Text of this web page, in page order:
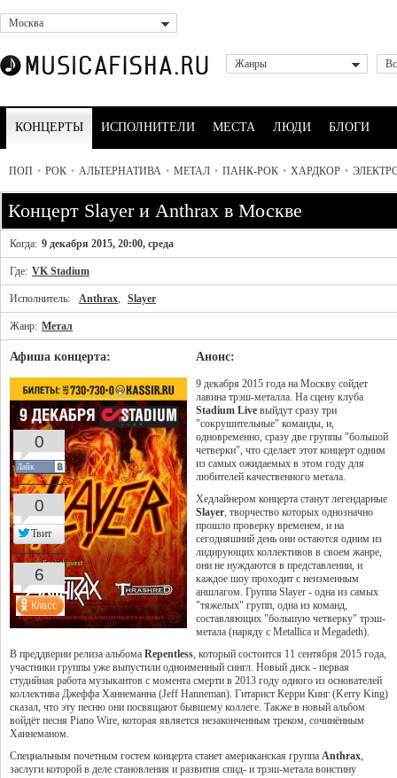
Москва
Жанры
КОНЦЕРТЫ ИСПОЛНИТЕЛИ МЕСТА ЛЮДИ БЛОГИ
ПОП • РОК • АЛЬТЕРНАТИВА • МЕТАЛ • ПАНК-РОК • ХАРДКОР •
Концерт Slayer и Anthrax в Москве
Когда: 9 декабря 2015, 20:00, среда
Где: VK Stadium
Исполнитель: Anthrax, Slayer
Жанр: Метал
Афиша концерта: Анонс:
9 декабря 2015 года на Москву сойдет
лавина трэш-металла. На сцену клуба
Stadium Live выйдут сразу три
"сокрушительные" команды, и,
одновременно, сразу две группы "большой
четверки", что сделает этот концерт одним
из самых ожидаемых в этом году для
любителей качественного метала.
Хедлайнером концерта станут легендарные
Slayer, творчество которых однозначно
прошло проверку временем, и на
сегодняшний день они остаются одним из
лидирующих коллективов в своем жанре,
они не нуждаются в представлении, и
каждое шоу проходит с неизменным
аншлагом. Группа Slayer - одна из самых
"тяжелых" групп, одна из команд,
составляющих "большую четверку" трэш-
метала (наряду с Metallica и Megadeth).
В преддверии релиза альбома Repentless, который состоится 11 сентября 2015 года,
участники группы уже выпустили одноименный сингл. Новый диск - первая
студийная работа музыкантов с момента смерти в 2013 году одного из основателей
коллектива Джеффа Ханнеманна (Jeff Hanneman). Гитарист Керри Кинг (Kerry King)
сказал, что эту песню они посвящают бывшему коллеге. Также в новый альбом
войдёт песня Piano Wire, которая является незаконченным треком, сочинённым
Ханнеманом.
Специальным почетным гостем концерта станет американская группа Anthrax,
заслуги которой в деле становления и развития спид- и трэш-метала воистину
0
Лайк
0
Твит
6